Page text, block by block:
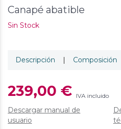
Canapé abatible
Sin Stock
Descripción | Composición
239,00 € IVA incluido
Descargar manual de
usuario